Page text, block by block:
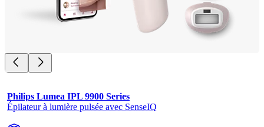
Philips Lumea IPL 9900 Series
Épilateur à lumière pulsée avec SenseIQ